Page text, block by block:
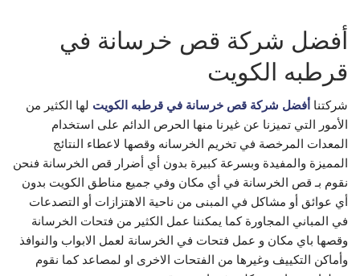
أفضل شركة قص خرسانة في
قرطبه الكويت
شركتنا أفضل شركة قص خرسانة في قرطبه الكويت لها الكثير من
الأمور التي تميزنا عن غيرنا منها الحرص الدائم على استخدام
المعدات المرخصة في تخريم الخرسانه وقصها لاعطاء النتائج
المميزة والمفيدة وبسرعة كبيرة بدون أي أضرار قص الخرسانة فنحن
نقوم بـ قص الخرسانة في أي مكان وفي جميع مناطق الكويت بدون
أي عوائق أو مشاكل في المبنى من ناحية الاهتزازات أو التصدعات
في المباني المجاورة كما يمكننا عمل الكثير من فتحات الخرسانة
وقصها باي مكان و عمل فتحات في الخرسانة لعمل الابواب والنوافذ
وأماكن التكييف وغيرها من الفتحات الاخرى او لمصاعد كما نقوم